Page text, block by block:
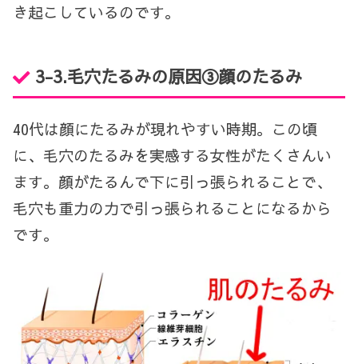
き起こしているのです。
3-3.毛穴たるみの原因③顔のたるみ
40代は顔にたるみが現れやすい時期。この頃
に、毛穴のたるみを実感する女性がたくさんい
ます。顔がたるんで下に引っ張られることで、
毛穴も重力の力で引っ張られることになるから
です。